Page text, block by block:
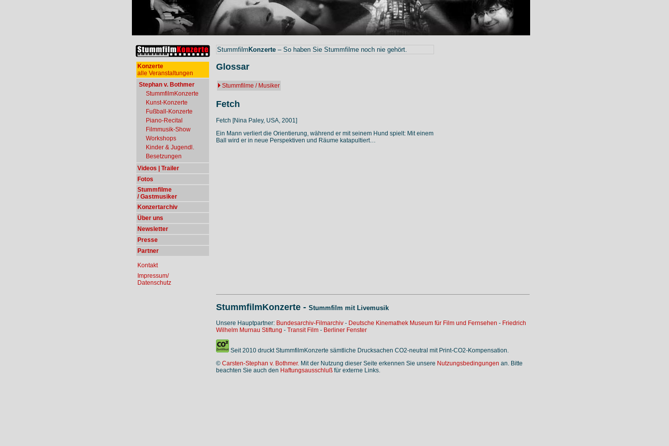
Konzerte
alle Veranstaltungen
Stephan v. Bothmer
StummfilmKonzerte
Kunst-Konzerte
Fußball-Konzerte
Piano-Recital
Filmmusik-Show
Workshops
Kinder & Jugendl.
Besetzungen
Videos | Trailer
Fotos
Stummfilme
/ Gastmusiker
Konzertarchiv
Über uns
Newsletter
Presse
Partner
Kontakt
Impressum/
Datenschutz
Stummfilm Konzerte – So haben Sie Stummfilme noch nie gehört.
Glossar
Stummfilme / Musiker
Fetch
Fetch [Nina Paley, USA, 2001]
Ein Mann verliert die Orientierung, während er mit seinem Hund spielt: Mit einem
Ball wird er in neue Perspektiven und Räume katapultiert…
StummfilmKonzerte - Stummfilm mit Livemusik
Unsere Hauptpartner: Bundesarchiv-Filmarchiv - Deutsche Kinemathek Museum für Film und Fernsehen - Friedrich
Wilhelm Murnau Stiftung - Transit Film - Berliner Fenster
Seit 2010 druckt StummfilmKonzerte sämtliche Drucksachen CO2-neutral mit Print-CO2-Kompensation.
© Carsten-Stephan v. Bothmer. Mit der Nutzung dieser Seite erkennen Sie unsere Nutzungsbedingungen an. Bitte
beachten Sie auch den Haftungsausschluß für externe Links.